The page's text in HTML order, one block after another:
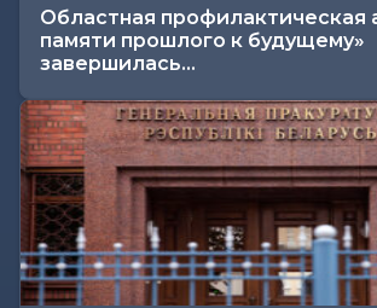
Областная профилактическая
памяти прошлого к будущему»
завершилась...